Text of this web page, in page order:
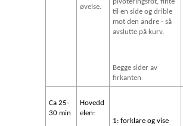
øvelse.
til en side og drible
mot den andre - så
avslutte på kurv.
Begge sider av
firkanten
Ca 25-
30 min
Hovedd
elen:
1: forklare og vise